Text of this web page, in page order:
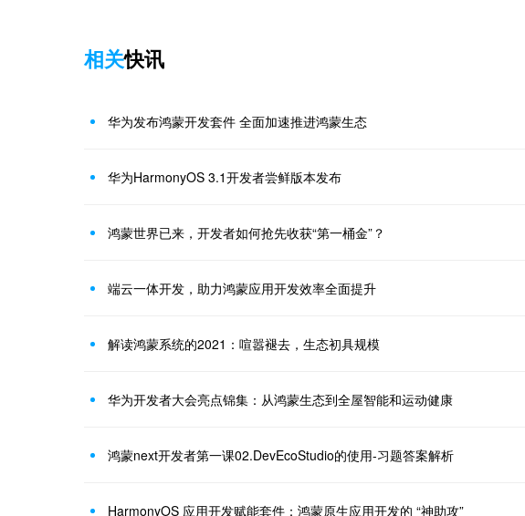
相关快讯
华为发布鸿蒙开发套件 全面加速推进鸿蒙生态
华为HarmonyOS 3.1开发者尝鲜版本发布
鸿蒙世界已来，开发者如何抢先收获“第一桶金”？
端云一体开发，助力鸿蒙应用开发效率全面提升
解读鸿蒙系统的2021：喧嚣褪去，生态初具规模
华为开发者大会亮点锦集：从鸿蒙生态到全屋智能和运动健康
鸿蒙next开发者第一课02.DevEcoStudio的使用-习题答案解析
HarmonyOS 应用开发赋能套件：鸿蒙原生应用开发的 “神助攻”